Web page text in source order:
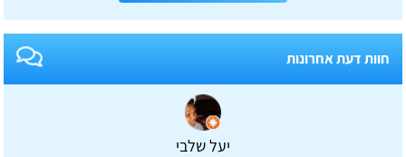
חוות דעת אחרונות
יעל שלבי